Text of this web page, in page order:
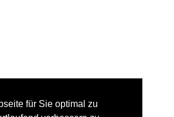
für Sie optimal zu